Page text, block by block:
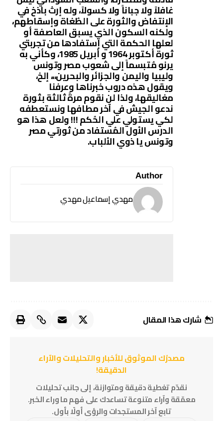
غافلاً ولا جباناً ولا كسولاً، وله إرث باذخ في
الإنتفاض والثورة على الطُغاة وإسقاطهم،
ولكنه السكون الذي يسبق العاصفة أو
لعلها الحكمة التي إستفادها من تجربتي
ثورة أكتوبر 1964 و أبريل 1985، وكأني به
يرنو مُتبسماً إلى شعوب مصر وتونس
وليبيا واليمن والجزائر والبحرين،،، إلخ،
ويقول هذه دروب خبرناها وعرفنا
مغاليقها، ولذا لن نقوم مرةً ثالثة بثورة
ندعو الجيش في آخر مطافها ونستعطفه
لكي يستولي علي الحُكم !!! ولعل هذا هو
الدرس الأول المُستفاد من ثورتي مصر
وتونس يا ذوي الألباب.
Author
مهدي إسماعيل مهدي
شارك هذا المقال
مصدرُك الموثوق للأخبار والتحليلات والآراء
الدقيقة!
نقدّم تغطية دقيقة ومتوازنة، إلى جانب تحليلات
معمّقة وآراء متنوعة تساعدك على فهم ما وراء الخبر.
تابع آخر المستجدات والرؤى أولًا بأول.